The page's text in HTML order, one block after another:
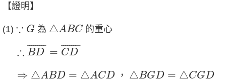
【證明】
(1) ∵ G
∵ G 為 △ABC
△ A BC的重心
∴ ¯¯¯¯¯¯¯¯¯
BD = ¯¯¯¯¯¯¯¯¯
CD
∴BD¯ CD¯
⇒ △ABD = △ACD
⇒ △ ABD= AC D ， △BGD = △CGD
△ BGD= C GD